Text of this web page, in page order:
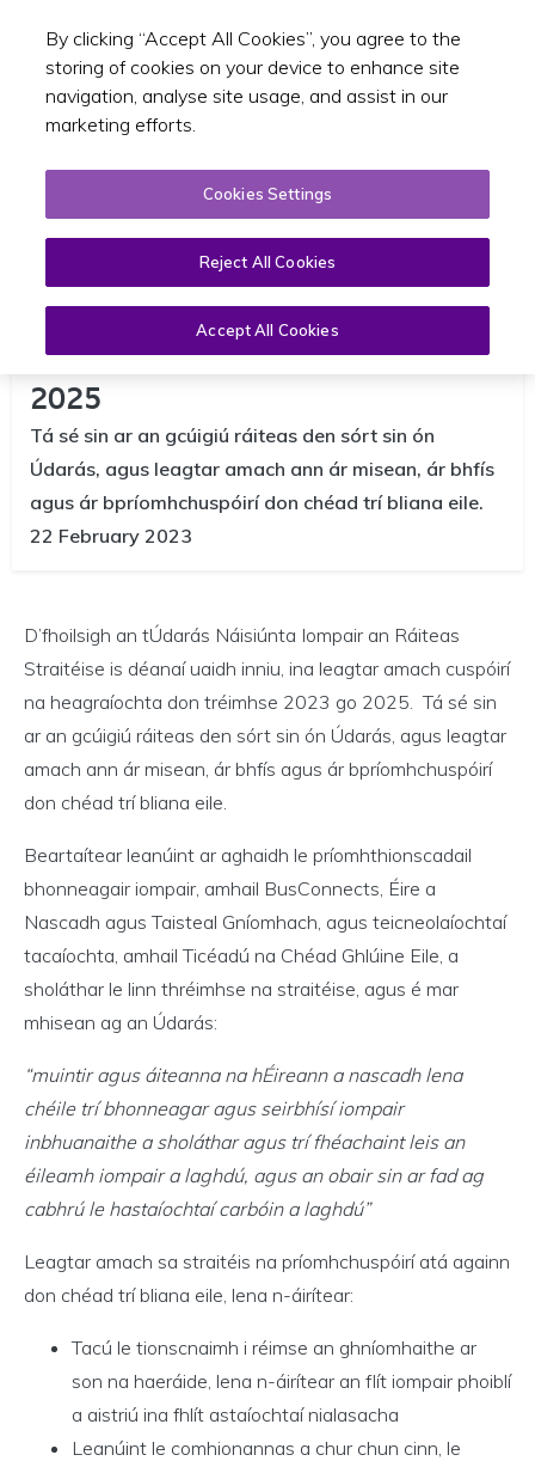
Toggle
Foilsíonn an tÚdarás Náisiúnta
Iompair Ráiteas Straitéise 2023 –
2025
Tá sé sin ar an gcúigiú ráiteas den sórt sin ón
Údarás, agus leagtar amach ann ár misean, ár bhfís
agus ár bpríomhchuspóirí don chéad trí bliana eile.
22 February 2023
D’fhoilsigh an tÚdarás Náisiúnta Iompair an Ráiteas
Straitéise is déanaí uaidh inniu, ina leagtar amach cuspóirí
na heagraíochta don tréimhse 2023 go 2025. Tá sé sin
ar an gcúigiú ráiteas den sórt sin ón Údarás, agus leagtar
amach ann ár misean, ár bhfís agus ár bpríomhchuspóirí
don chéad trí bliana eile.
Beartaítear leanúint ar aghaidh le príomhthionscadail
bhonneagair iompair, amhail BusConnects, Éire a
Nascadh agus Taisteal Gníomhach, agus teicneolaíochtaí
tacaíochta, amhail Ticéadú na Chéad Ghlúine Eile, a
sholáthar le linn thréimhse na straitéise, agus é mar
mhisean ag an Údarás:
“muintir agus áiteanna na hÉireann a nascadh lena
chéile trí bhonneagar agus seirbhísí iompair
inbhuanaithe a sholáthar agus trí fhéachaint leis an
éileamh iompair a laghdú, agus an obair sin ar fad ag
cabhrú le hastaíochtaí carbóin a laghdú”
Leagtar amach sa straitéis na príomhchuspóirí atá againn
don chéad trí bliana eile, lena n-áirítear:
Tacú le tionscnaimh i réimse an ghníomhaithe ar
son na haeráide, lena n-áirítear an flít iompair phoiblí
a aistriú ina fhlít astaíochtaí nialasacha
Leanúint le comhionannas a chur chun cinn, le
By clicking “Accept All Cookies”, you agree to the
storing of cookies on your device to enhance site
navigation, analyse site usage, and assist in our
marketing efforts.
Cookies Settings
Reject All Cookies
Accept All Cookies